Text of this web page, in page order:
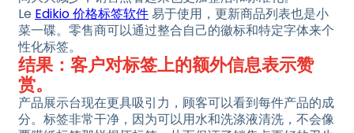
Le Edikio 价格标签软件易于使用，更新商品列表也是小
菜一碟。零售商可以通过整合自己的徽标和特定字体来个
性化标签。
结果：客户对标签上的额外信息表示赞
赏。
产品展示台现在更具吸引力，顾客可以看到每件产品的成
分。标签非常干净，因为可以用水和洗涤液清洗，不会像